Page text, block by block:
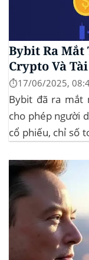
Bybit Ra Mắt
Crypto Và
⏱️17/06/2025,
Bybit đã ra mắt
cho phép người
cổ phiếu, chỉ số
giao dịch tiền mã